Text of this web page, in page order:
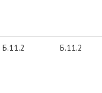
Б.11.2 Б.11.2